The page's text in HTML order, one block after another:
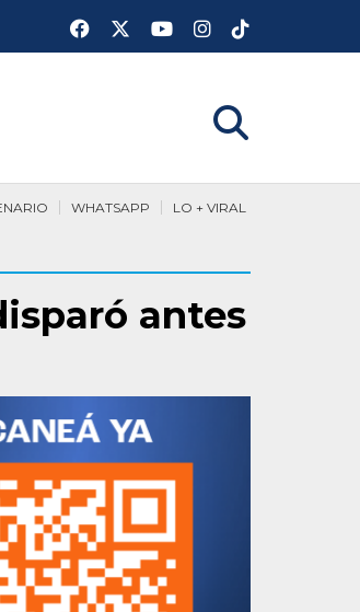
LO + VIRAL
WHATSAPP
antes